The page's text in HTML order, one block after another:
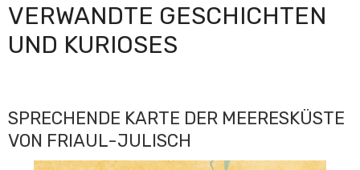
VERWANDTE GESCHICHTEN
UND KURIOSES
SPRECHENDE KARTE DER MEERESKÜSTE
VON FRIAUL-JULISCH